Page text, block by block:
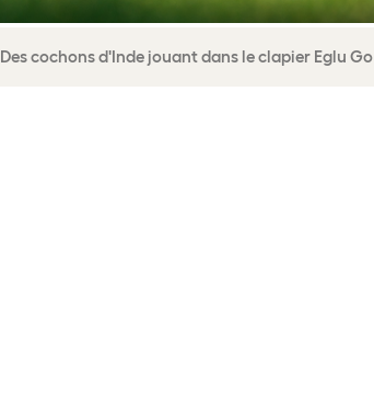
Des cochons d'Inde jouant dans le clapier Eglu Go